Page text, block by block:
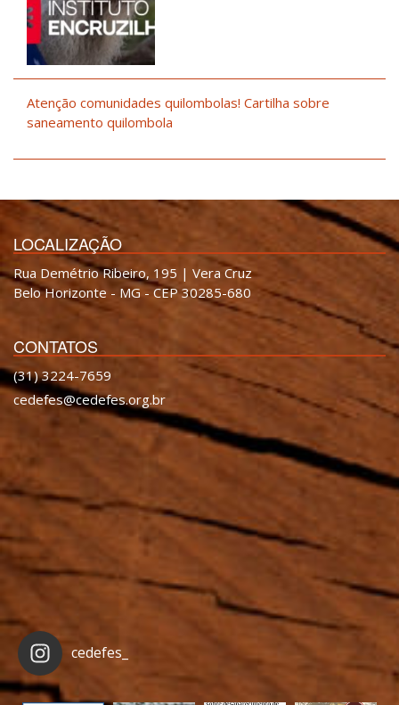
Atenção comunidades quilombolas! Cartilha sobre
saneamento quilombola
LOCALIZAÇÃO
Rua Demétrio Ribeiro, 195 | Vera Cruz
Belo Horizonte - MG - CEP 30285-680
CONTATOS
(31) 3224-7659
cedefes@cedefes.org.br
cedefes_